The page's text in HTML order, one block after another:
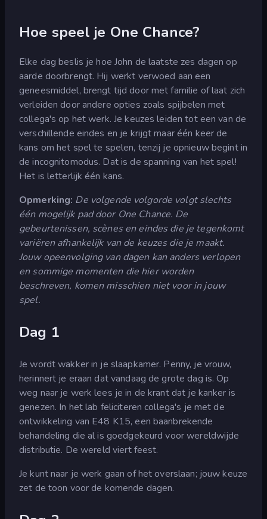
Hoe speel je One Chance?
Elke dag beslis je hoe John de laatste zes dagen op
aarde doorbrengt. Hij werkt verwoed aan een
geneesmiddel, brengt tijd door met familie of laat zich
verleiden door andere opties zoals spijbelen met
collega's op het werk. Je keuzes leiden tot een van de
verschillende eindes en je krijgt maar één keer de
kans om het spel te spelen, tenzij je opnieuw begint in
de incognitomodus. Dat is de spanning van het spel!
Het is letterlijk één kans.
Opmerking: De volgende volgorde volgt slechts
één mogelijk pad door One Chance. De
gebeurtenissen, scènes en eindes die je tegenkomt
variëren afhankelijk van de keuzes die je maakt.
Jouw opeenvolging van dagen kan anders verlopen
en sommige momenten die hier worden
beschreven, komen misschien niet voor in jouw
spel.
Dag 1
Je wordt wakker in je slaapkamer. Penny, je vrouw,
herinnert je eraan dat vandaag de grote dag is. Op
weg naar je werk lees je in de krant dat je kanker is
genezen. In het lab feliciteren collega's je met de
ontwikkeling van E48 K15, een baanbrekende
behandeling die al is goedgekeurd voor wereldwijde
distributie. De wereld viert feest.
Je kunt naar je werk gaan of het overslaan; jouw keuze
zet de toon voor de komende dagen.